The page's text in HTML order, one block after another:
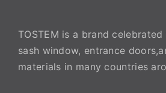
TOSTEM is a brand
sash window, entrance
materials in many countries